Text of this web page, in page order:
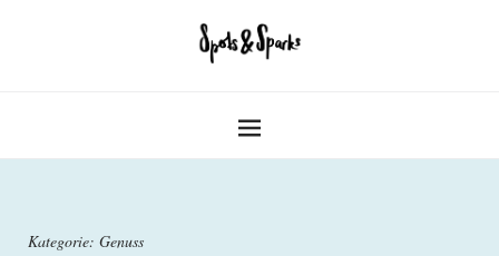
Kategorie: Genuss